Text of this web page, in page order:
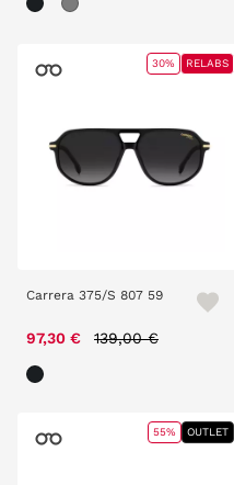
Carrera 375/S 807 59
97,30 € Price reduced from
139,00 €
30% RELABS
55% OUTLET